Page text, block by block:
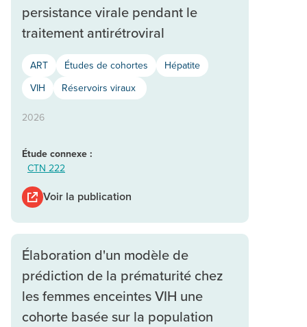
persistance virale pendant le
traitement antirétroviral
ART Études de cohortes
Hépatite
VIH
Réservoirs viraux
2026
Étude connexe :
CTN 222
Voir la publication
Élaboration d'un modèle de
prédiction de la prématurité chez
les femmes enceintes VIH une
cohorte basée sur la population